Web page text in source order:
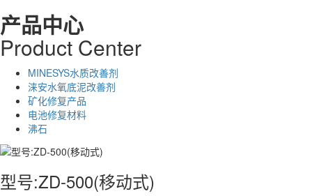
产品中心
Product Center
MINESYS水质改善剂
涞安水氧底泥改善剂
矿化修复产品
电池修复材料
沸石
型号:ZD-500(移动式)